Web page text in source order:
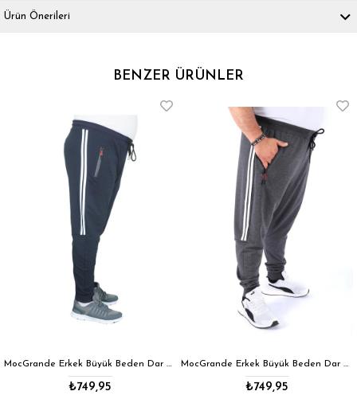
Ürün Önerileri
BENZER ÜRÜNLER
MocGrande Erkek Büyük Beden Dar Paça Eşofman Altı Striped 22501 LACIVERT MocGrande Erkek Büyük Beden Dar Paça Eşofman Altı Striped 22501 ANTRASIT